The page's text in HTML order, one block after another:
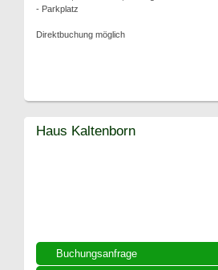
- Parkplatz
Direktbuchung möglich
Buchungsanfrage
Haus Kaltenborn